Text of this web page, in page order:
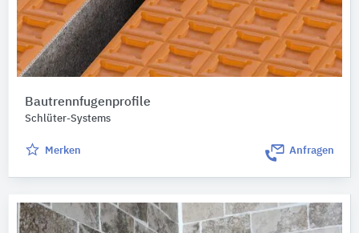
Bautrennfugenprofile
Schlüter-Systems
Merken Anfragen